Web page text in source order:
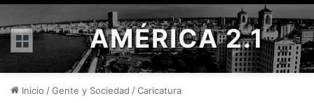
Menú AMÉRICA 2.1
Inicio /Gente y Sociedad /Caricatura